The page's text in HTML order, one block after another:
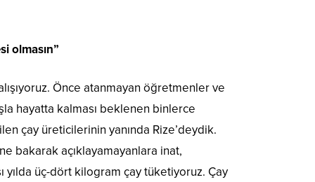
olmasın”
Önce atanmayan öğretmenler ve
hayatta kalması beklenen binlerce
çay üreticilerinin yanında Rize’deydik.
bakarak açıklayamayanlara inat,
üç-dört kilogram çay tüketiyoruz. Çay